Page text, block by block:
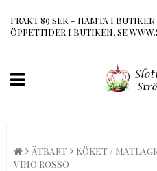
FRAKT 89 SEK - HÄMTA I
ÖPPETTIDER I BUTIKEN, SE
Ätbart Köket /
vino rosso